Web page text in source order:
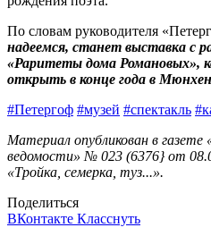
По словам руководителя
надеемся, станет выставка с
«Раритеты дома Романовых»,
открыть в конце года в
#Петергоф #музей #спектакль
Материал опубликован в
ведомости» № 023 (6376} от
«Тройка, семерка, туз...».
Поделиться
ВКонтакте Класснуть